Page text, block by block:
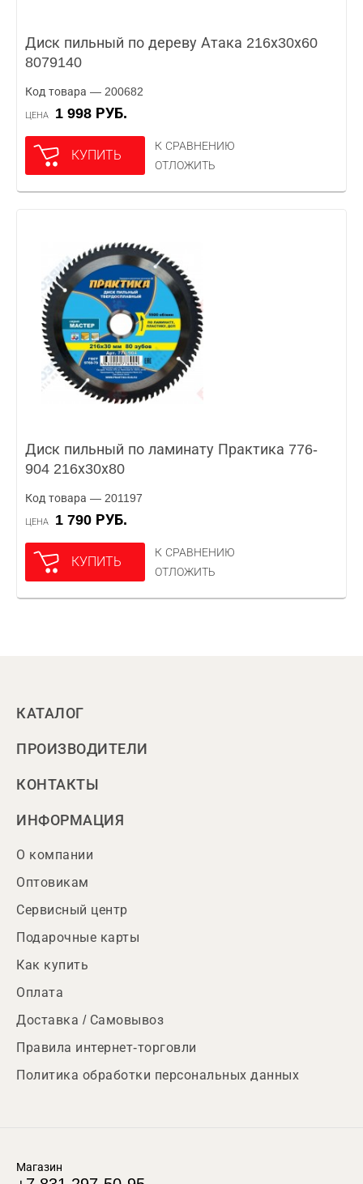
Диск пильный по дереву Атака 216х30х60
8079140
Код товара — 200682
ЦЕНА 1 998 РУБ.
КУПИТЬ
К СРАВНЕНИЮ
ОТЛОЖИТЬ
Диск пильный по ламинату Практика 776-
904 216х30х80
Код товара — 201197
ЦЕНА 1 790 РУБ.
КУПИТЬ
К СРАВНЕНИЮ
ОТЛОЖИТЬ
КАТАЛОГ
ПРОИЗВОДИТЕЛИ
КОНТАКТЫ
ИНФОРМАЦИЯ
О компании
Оптовикам
Сервисный центр
Подарочные карты
Как купить
Оплата
Доставка / Самовывоз
Правила интернет-торговли
Политика обработки персональных данных
Магазин